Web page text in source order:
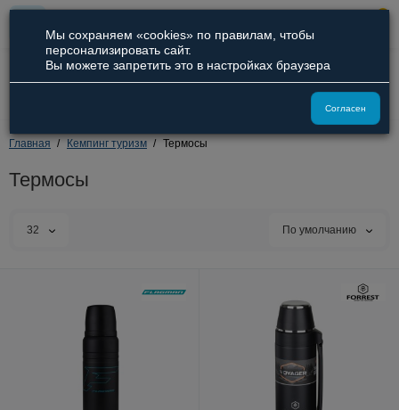
8 (800) 551-09-94
8 (929) 836-66-51
Главная Кемпинг туризм Термосы
Термосы
32 По умолчанию
Мы сохраняем «cookies» по правилам, чтобы
персонализировать сайт.
Вы можете запретить это в настройках браузера
Согласен